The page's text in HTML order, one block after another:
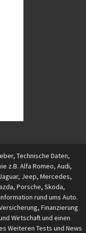
Technische Daten,
z.B. Alfa Romeo, Audi,
Jeep, Mercedes,
Porsche, Skoda,
rund ums Auto.
Finanzierung
Wirtschaft und einen
Weiteren Tests und News